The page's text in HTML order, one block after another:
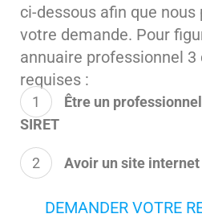
ci-dessous afin que
votre demande. Pour
annuaire professionnel
requises :
Être un
SIRET
Avoir un site
DEMANDER VOTRE